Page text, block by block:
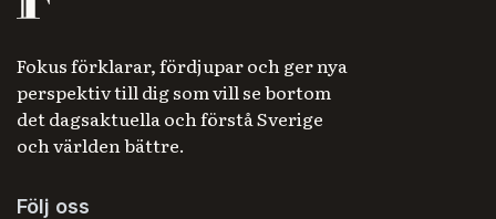
Fokus förklarar, fördjupar och ger nya
perspektiv till dig som vill se bortom
det dagsaktuella och förstå Sverige
och världen bättre.
Följ oss